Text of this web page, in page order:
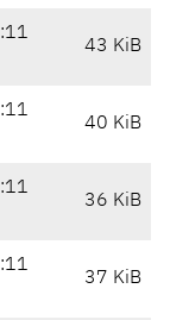
43 KiB
40 KiB
36 KiB
37 KiB